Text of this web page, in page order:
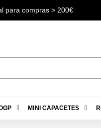
para compras > 200€
MINI CAPACETES